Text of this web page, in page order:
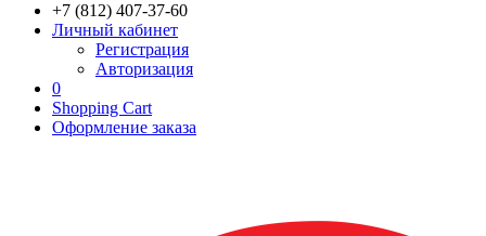
+7 (812) 407-37-60
Личный кабинет
Регистрация
Авторизация
0
Shopping Cart
Оформление заказа